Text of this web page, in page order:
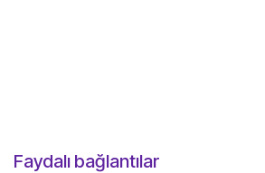
Faydalı bağlantılar